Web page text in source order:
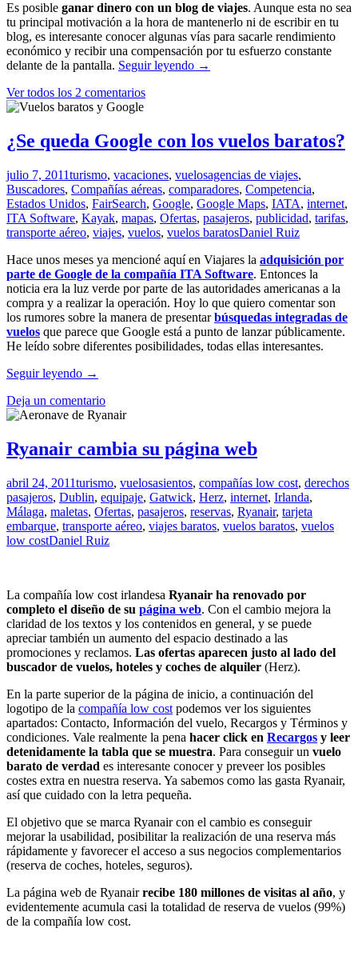
Es posible ganar dinero con un blog de viajes. Aunque esta no sea
tu principal motivación a la hora de mantenerlo ni de escribir en tu
blog, es interesante conocer algunas vías para sacarle rendimiento
económico y recibir una compensación por tu esfuerzo constante
delante de la pantalla. Seguir leyendo Cómo
blog
de
→
Ver todos los 2 comentarios
¿Se queda Google con los vuelos baratos?
julio 7, 2011turismo, vacaciones, vuelosagencias de viajes,
Buscadores, Compañías aéreas, comparadores, Competencia,
Estados Unidos, FairSearch, Google, Google Maps, IATA, internet,
ITA Software, Kayak, mapas, Ofertas, pasajeros, publicidad, tarifas,
transporte aéreo, viajes, vuelos, vuelos baratosDaniel Ruiz
Hace unos meses ya mencioné aquí en Viajares la adquisición por
parte de Google de la compañía ITA Software. Entonces la
noticia era la luz verde por parte de las autoridades americanas a la
compra y a realizar la operación. Hoy lo que quiero comentar son
los rumores sobre la manera de presentarbúsquedas integradas de
vuelos que parece que Google está a punto de lanzar públicamente.
He leído sobre diferentes posibilidades, todas ellas interesantes.
Seguir leyendo ¿Se
Google
con
vuelos
baratos?
→
Deja un comentario
Ryanair cambia su página web
abril 24, 2011turismo, vuelosasientos, compañías low cost, derechos
pasajeros, Dublin, equipaje, Gatwick, Herz, internet, Irlanda,
Málaga, maletas, Ofertas, pasajeros, reservas, Ryanair, tarjeta
embarque, transporte aéreo, viajes baratos, vuelos baratos, vuelos
low costDaniel Ruiz
La compañía low cost irlandesa Ryanair ha renovado por
completo el diseño de su página web. Con el cambio mejora la
claridad de los textos y los contenidos en general, y se puede
apreciar también un aumento del espacio destinado a las
promociones y reclamos. Las ofertas aparecen justo al lado del
buscador de vuelos, hoteles y coches de alquiler (Herz).
En la parte superior de la página de inicio, a continuación del
logotipo de la compañía low cost podemos ver los siguientes
apartados: Contacto, Información del vuelo, Recargos y Términos y
condiciones. Vale realmente la pena hacer click en Recargos y leer
detenidamente la tabla que se muestra. Para conseguir un vuelo
barato de verdad es interesante conocer y preveer los posibles
costes extra en nuestra reserva. Ya sabemos como las gasta Ryanair,
así que cuidado con la letra pequeña.
El objetivo que se marca Ryanair con el cambio es conseguir
mejorar la usabilidad, posibilitar la realización de una reserva más
rápidamente y favorecer el acceso a sus negocios complementarios
(reserva de coches, hoteles, seguros).
La página web de Ryanairrecibe 180 millones de visitas al año, y
evidentemente acumula casi la totalidad de reserva de vuelos (99%)
de la compañía low cost.